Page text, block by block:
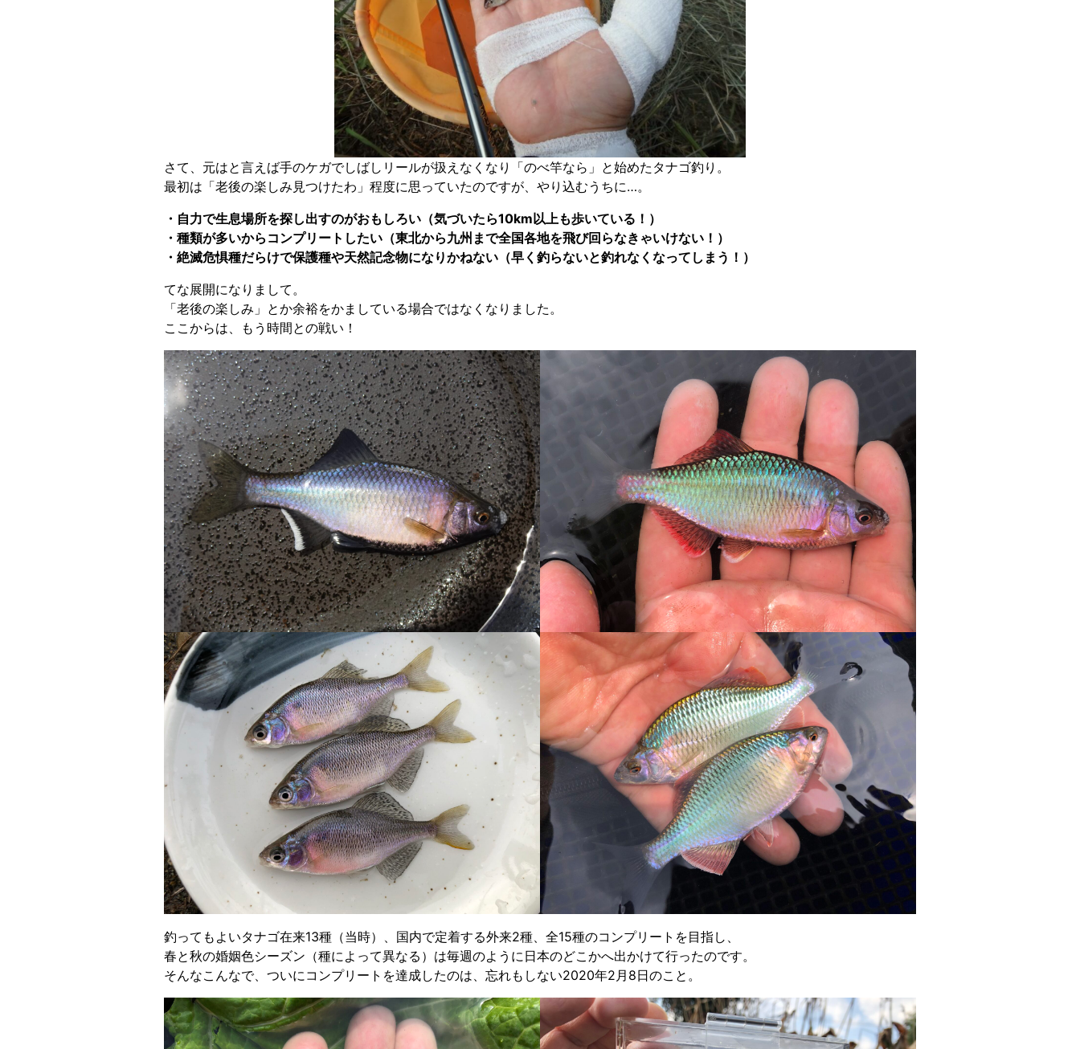
さて、元はと言えば手のケガでしばしリールが扱えなくなり「のべ竿なら」と始めたタナゴ釣り。
最初は「老後の楽しみ見つけたわ」程度に思っていたのですが、やり込むうちに…。
・自力で生息場所を探し出すのがおもしろい（気づいたら10km以上も歩いている！）
・種類が多いからコンプリートしたい（東北から九州まで全国各地を飛び回らなきゃいけない！）
・絶滅危惧種だらけで保護種や天然記念物になりかねない（早く釣らないと釣れなくなってしまう！）
てな展開になりまして。
「老後の楽しみ」とか余裕をかましている場合ではなくなりました。
ここからは、もう時間との戦い！
釣ってもよいタナゴ在来13種（当時）、国内で定着する外来2種、全15種のコンプリートを目指し、
春と秋の婚姻色シーズン（種によって異なる）は毎週のように日本のどこかへ出かけて行ったのです。
そんなこんなで、ついにコンプリートを達成したのは、忘れもしない2020年2月8日のこと。